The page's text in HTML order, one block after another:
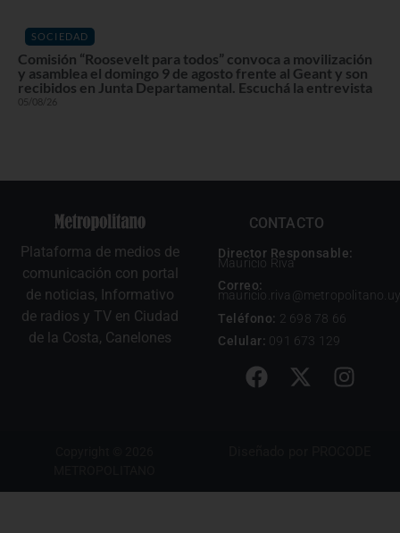
SOCIEDAD
Comisión “Roosevelt para todos” convoca a movilización
y asamblea el domingo 9 de agosto frente al Geant y son
recibidos en Junta Departamental. Escuchá la entrevista
05/08/26
Plataforma de medios de
comunicación con portal
de noticias, Informativo
de radios y TV en Ciudad
de la Costa, Canelones
CONTACTO
Director Responsable:
Mauricio Riva
Correo:
mauricio.riva@metropolitano.uy
Teléfono: 2 698 78 66
Celular: 091 673 129